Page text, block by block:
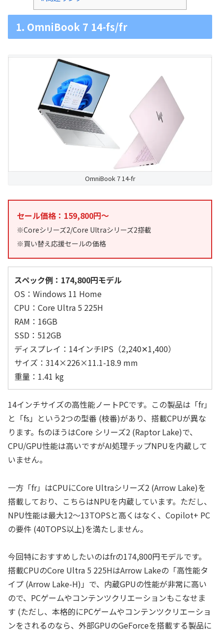
1. OmniBook 7 14-fs/fr
OmniBook 7 14-fr
セール価格：159,800円～
※Coreシリーズ2/Core Ultraシリーズ2搭載
※買い替え応援セールの価格
スペック例：174,800円モデル
OS：Windows 11 Home
CPU：Core Ultra 5 225H
RAM：16GB
SSD：512GB
ディスプレイ：14インチIPS（2,240✕1,400）
サイズ：314×226×11.1-18.9 mm
重量：1.41 kg
14インチサイズの高性能ノートPCです。この製品は「fr」
と「fs」という2つの型番 (枝番)があり、搭載CPUが異な
ります。fsのほうはCore シリーズ2 (Raptor Lake)で、
CPU/GPU性能は高いですがAI処理チップNPUを内蔵して
いません。
一方「fr」はCPUにCore Ultraシリーズ2 (Arrow Lake)を
搭載しており、こちらはNPUを内蔵しています。ただし、
NPU性能は最大12～13TOPSと高くはなく、Copilot+ PC
の要件 (40TOPS以上)を満たしません。
今回特におすすめしたいのはfrの174,800円モデルです。
搭載CPUのCore Ultra 5 225HはArrow Lakeの「高性能タ
イプ (Arrow Lake-H)」で、内蔵GPUの性能が非常に高い
ので、PCゲームやコンテンツクリエーションもこなせま
す (ただし、本格的にPCゲームやコンテンツクリエーショ
ンをされるのなら、外部GPUのGeForceを搭載する製品に